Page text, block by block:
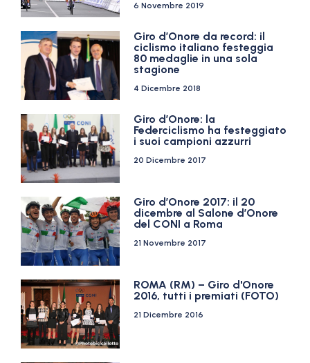
6 Novembre 2019
Giro d’Onore da record: il
ciclismo italiano festeggia
80 medaglie in una sola
stagione
4 Dicembre 2018
Giro d’Onore: la
Federciclismo ha festeggiato
i suoi campioni azzurri
20 Dicembre 2017
Giro d’Onore 2017: il 20
dicembre al Salone d’Onore
del CONI a Roma
21 Novembre 2017
ROMA (RM) – Giro d'Onore
2016, tutti i premiati (FOTO)
21 Dicembre 2016